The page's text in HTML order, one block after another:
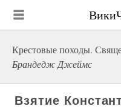
Крестовые походы.
Брандедж Джеймс
Взятие